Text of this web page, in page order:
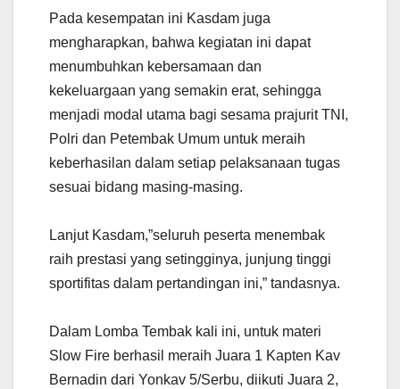
Pada kesempatan ini Kasdam juga
mengharapkan, bahwa kegiatan ini dapat
menumbuhkan kebersamaan dan
kekeluargaan yang semakin erat, sehingga
menjadi modal utama bagi sesama prajurit TNI,
Polri dan Petembak Umum untuk meraih
keberhasilan dalam setiap pelaksanaan tugas
sesuai bidang masing-masing.
Lanjut Kasdam,”seluruh peserta menembak
raih prestasi yang setingginya, junjung tinggi
sportifitas dalam pertandingan ini,” tandasnya.
Dalam Lomba Tembak kali ini, untuk materi
Slow Fire berhasil meraih Juara 1 Kapten Kav
Bernadin dari Yonkav 5/Serbu, diikuti Juara 2,